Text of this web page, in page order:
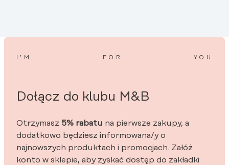
I’M FOR YOU
Dołącz do klubu M&B
Otrzymasz 5% rabatu na pierwsze zakupy, a
dodatkowo będziesz informowana/y o
najnowszych produktach i promocjach. Załóż
konto w sklepie, aby zyskać dostęp do zakładki